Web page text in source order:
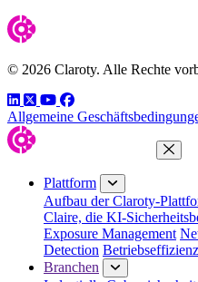
© 2026 Claroty. Alle Rechte
LinkedIn
TwitterYouTube
Facebook
Allgemeine
Menü
Plattform
Aufbau der Claroty-
Claire, die KI-
Exposure Management
Detection Betriebseffizienz
Branchen